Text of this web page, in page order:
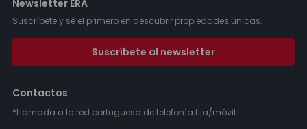
Newsletter ERA
Suscríbete y sé el primero en descubrir propiedades únicas.
Suscríbete al newsletter
Contactos
*Llamada a la red portuguesa de telefonía fija/móvil.